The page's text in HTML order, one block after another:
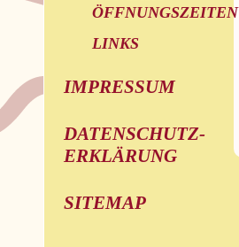
ÖFFNUNGSZEITEN
LINKS
IMPRESSUM
DATENSCHUTZ-
ERKLÄRUNG
SITEMAP